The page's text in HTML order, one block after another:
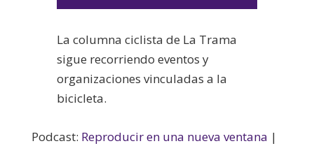
La columna ciclista de La Trama
sigue recorriendo eventos y
organizaciones vinculadas a la
bicicleta.
Podcast: Reproducir en una nueva ventana |